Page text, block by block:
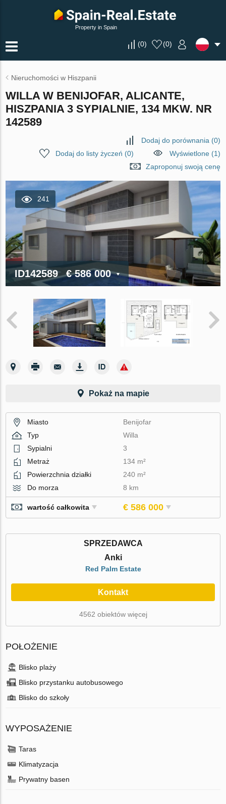
Property in Spain
(0) (0)
Nieruchomości w Hiszpanii
WILLA W BENIJOFAR, ALICANTE,
HISZPANIA 3 SYPIALNIE, 134 MKW. NR
142589
Dodaj do porównania (0)
Dodaj do listy życzeń (0)
Wyświetlone (1)
Zaproponuj swoją cenę
241
ID142589 € 586 000
Pokaż na mapie
Miasto
Benijofar
Typ
Willa
Sypialni
3
Metraż
134 m²
Powierzchnia działki
240 m²
Do morza
8 km
wartość całkowita € 586 000
SPRZEDAWCA
Anki
Red Palm Estate
Kontakt
4562 obiektów więcej
POŁOŻENIE
Blisko plaży
Blisko przystanku autobusowego
Blisko do szkoły
WYPOSAŻENIE
Taras
Klimatyzacja
Prywatny basen